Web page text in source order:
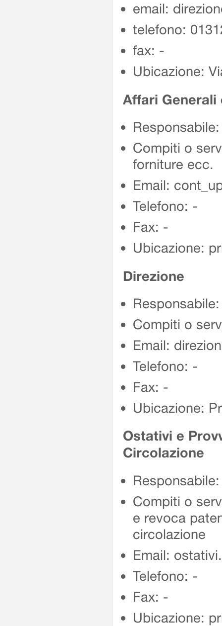
email:
telefono:
fax: -
Ubicazione:
Affari Generali
Compiti o
forniture ecc.
Email:
Telefono: -
Fax: -
Ubicazione:
Direzione
Compiti o
Email:
Telefono: -
Fax: -
Ubicazione:
Ostativi e
Circolazione
Compiti o
e revoca
circolazione
Email:
Telefono: -
Fax: -
Ubicazione: